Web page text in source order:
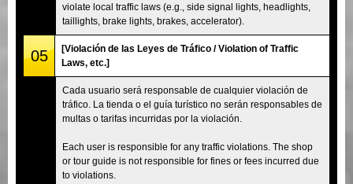
violate local traffic laws (e.g., side signal lights, headlights,
taillights, brake lights, brakes, accelerator).
05
[Violación de las Leyes de Tráfico / Violation of Traffic
Laws, etc.]
Cada usuario será responsable de cualquier violación de
tráfico. La tienda o el guía turístico no serán responsables de
multas o tarifas incurridas por la violación.
Each user is responsible for any traffic violations. The shop
or tour guide is not responsible for fines or fees incurred due
to violations.